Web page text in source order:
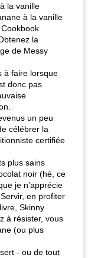
la vanille
à la vanille
la
de Messy
à faire lorsque
donc pas
un peu
célébrer la
certifiée
plus sains
noir (hé, ce
je n’apprécie
en profiter
Skinny
à résister, vous
(ou plus
- ou de tout